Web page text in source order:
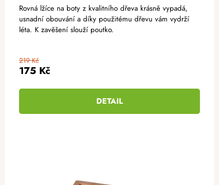
175 Kč
219 Kč
DETAIL
Rovná lžíce na boty z kvalitního dřeva krásně vypadá,
usnadní obouvání a díky použitému dřevu vám vydrží
léta. K zavěšení slouží poutko.